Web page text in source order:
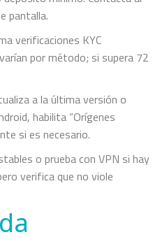
pantalla.
verificaciones KYC
por método; si supera 72
a la última versión o
habilita “Orígenes
si es necesario.
o prueba con VPN si hay
verifica que no viole